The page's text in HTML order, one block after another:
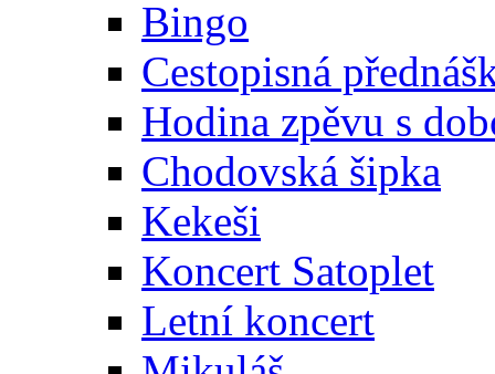
Bingo
Cestopisná
Hodina zpěvu s
Chodovská šipka
Kekeši
Koncert Satoplet
Letní koncert